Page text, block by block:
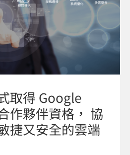
取得 Google
作夥伴資格， 協
捷又安全的雲端